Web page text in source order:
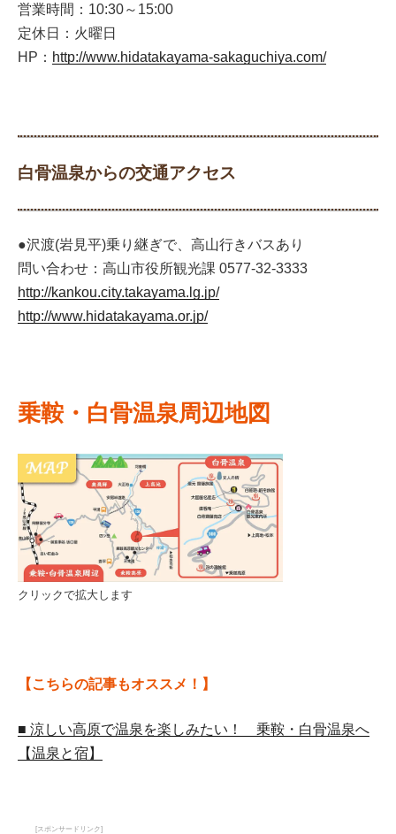
営業時間：10:30～15:00
定休日：火曜日
HP： http://www.hidatakayama-sakaguchiya.com/
白骨温泉からの交通アクセス
●沢渡(岩見平)乗り継ぎで、高山行きバスあり
問い合わせ：高山市役所観光課 0577-32-3333
http://kankou.city.takayama.lg.jp/
http://www.hidatakayama.or.jp/
乗鞍・白骨温泉周辺地図
クリックで拡大します
【こちらの記事もオススメ！】
■ 涼しい高原で温泉を楽しみたい！ 乗鞍・白骨温泉へ
【温泉と宿】
[スポンサードリンク]